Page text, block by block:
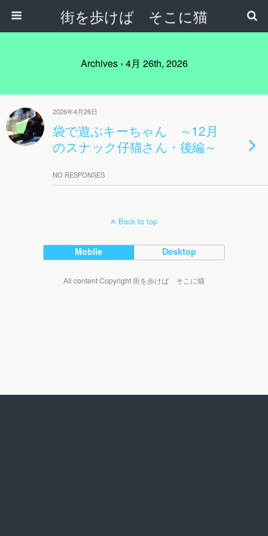
街を歩けば そこに猫
Archives › 4月 26th, 2026
2026年4月26日
袋で遊ぶキーちゃん ～12月
のスナック仔猫さん・後編～
NO RESPONSES
Back to top
Mobile Desktop
All content Copyright 街を歩けば そこに猫